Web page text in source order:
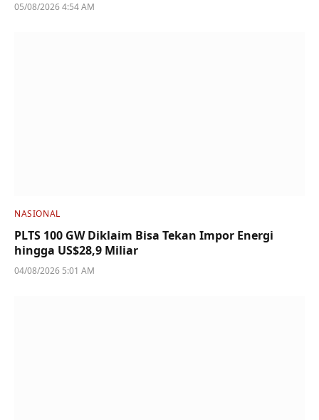
05/08/2026 4:54 AM
NASIONAL
PLTS 100 GW Diklaim Bisa Tekan Impor Energi
hingga US$28,9 Miliar
04/08/2026 5:01 AM